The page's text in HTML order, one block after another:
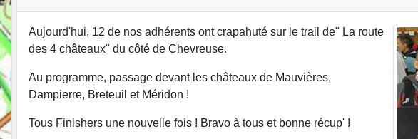
Aujourd'hui, 12 de nos adhérents ont crapahuté sur le trail de" La route
des 4 châteaux" du côté de Chevreuse.
Au programme, passage devant les châteaux de Mauvières,
Dampierre, Breteuil et Méridon !
Tous Finishers une nouvelle fois ! Bravo à tous et bonne récup' !